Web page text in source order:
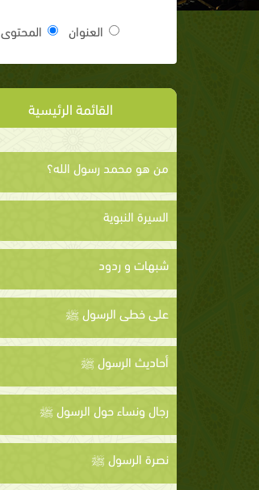
العنوان المحتوى
القائمة الرئيسية
من هو محمد رسول الله؟
السيرة النبوية
شبهات و ردود
على خطى الرسول ﷺ
أحاديث الرسول ﷺ
رجال ونساء حول الرسول ﷺ
نصرة الرسول ﷺ